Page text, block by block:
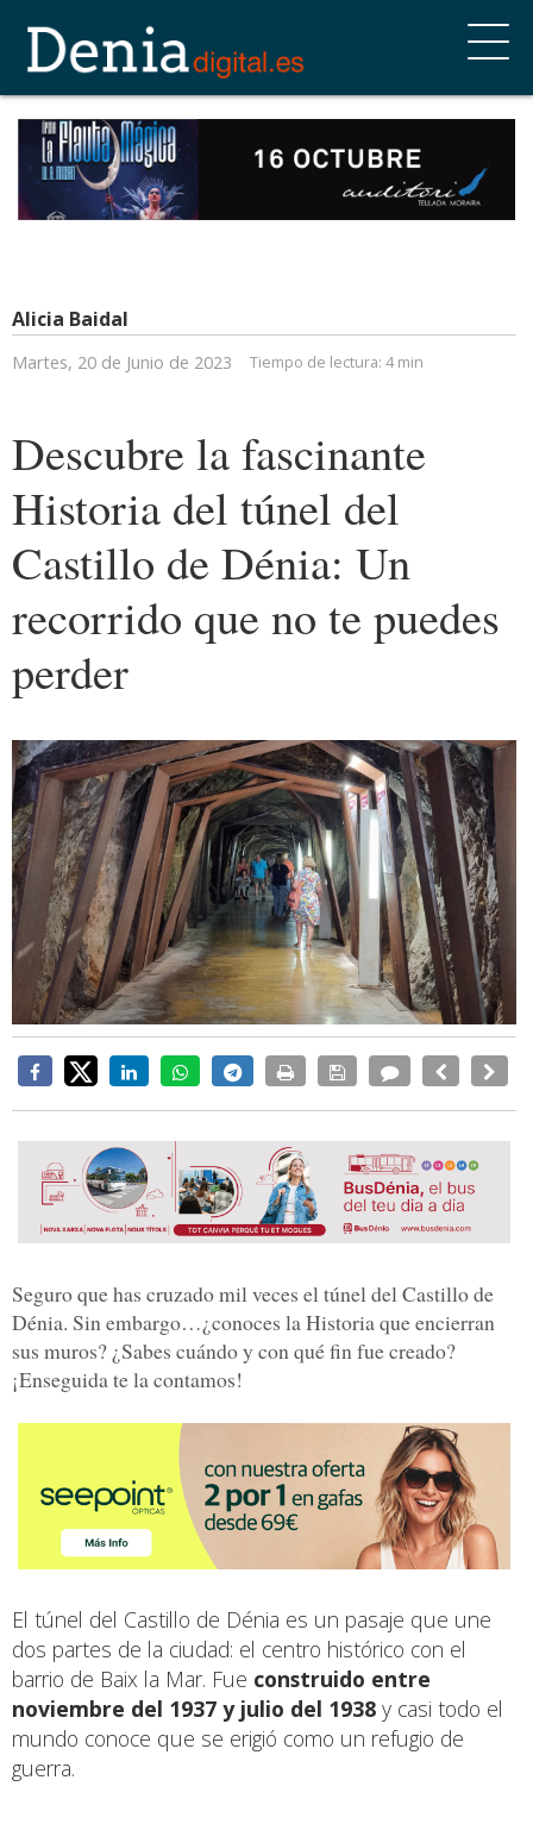
Alicia Baidal
Martes, 20 de Junio de 2023 Tiempo de lectura: 4 min
Descubre la fascinante
Historia del túnel del
Castillo de Dénia: Un
recorrido que no te puedes
perder
Seguro que has cruzado mil veces el túnel del Castillo de
Dénia. Sin embargo…¿conoces la Historia que encierran
sus muros? ¿Sabes cuándo y con qué fin fue creado?
¡Enseguida te la contamos!
El túnel del Castillo de Dénia es un pasaje que une
dos partes de la ciudad: el centro histórico con el
barrio de Baix la Mar. Fue construido entre
noviembre del 1937 y julio del 1938 y casi todo el
mundo conoce que se erigió como un refugio de
guerra.